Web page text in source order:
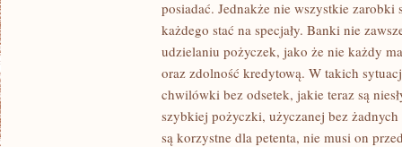
WSPÓŁCZESNYCH
PONIEKTÓRYM
posiadać. Jednakże nie wszystkie zarobki
każdego stać na specjały. Banki nie
udzielaniu pożyczek, jako że nie każdy
oraz zdolność kredytową. W takich
chwilówki bez odsetek, jakie teraz są
szybkiej pożyczki, użyczanej bez
są korzystne dla petenta, nie musi on